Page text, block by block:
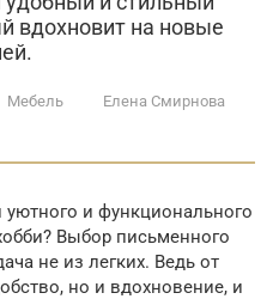
вдохновит на новые
Мебель Елена Смирнова
и функционального
Выбор письменного
не из легких. Ведь от
но и вдохновение, и